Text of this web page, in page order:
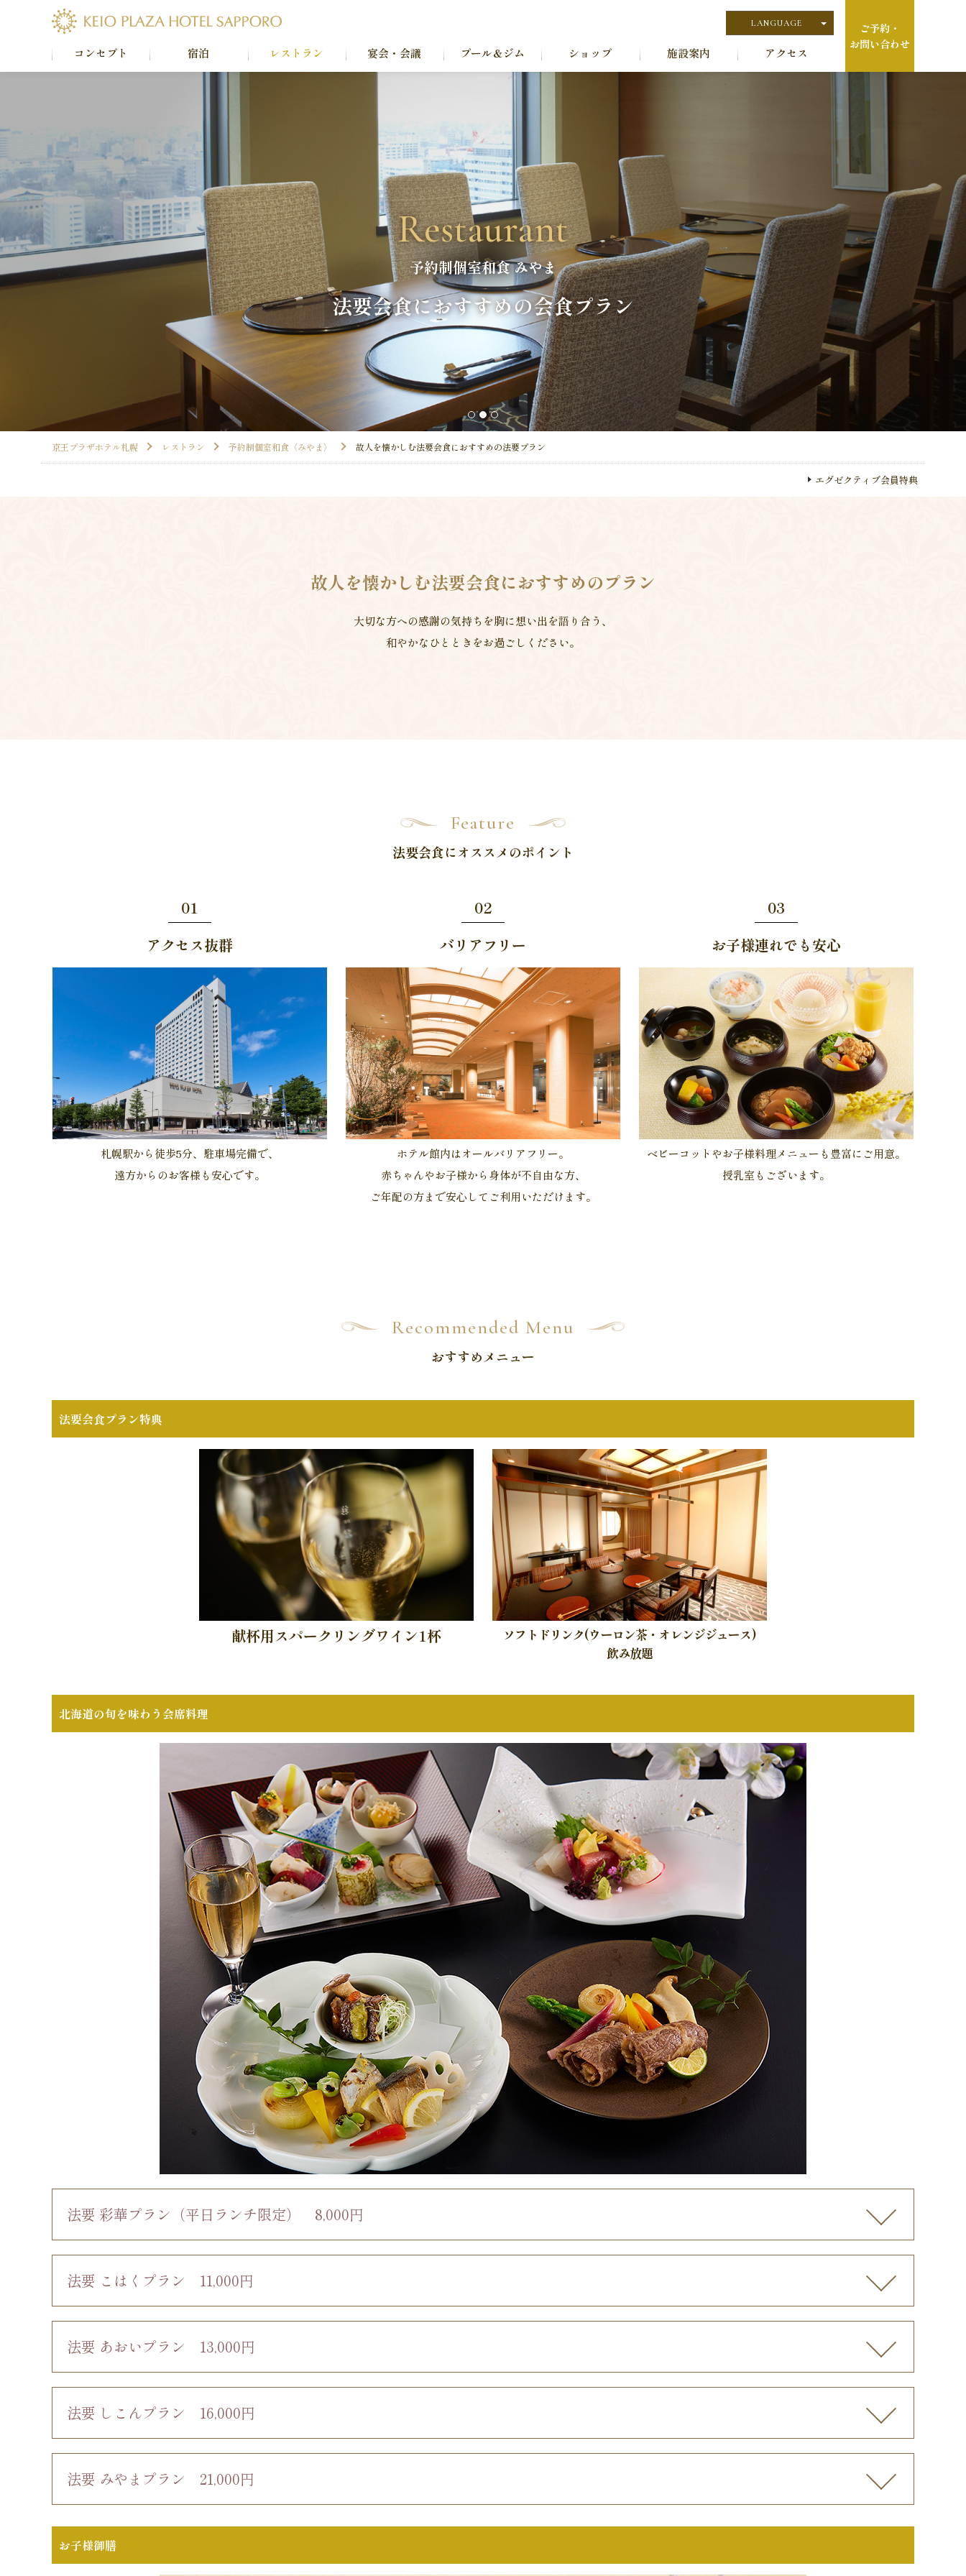
コンセプト 宿泊 レストラン 宴会・会議 プール＆ジム ショップ 施設案内 アクセス
LANGUAGE
English
ご予約・
お問い合わせ
Restaurant
予約制個室和食 みやま
法要会食におすすめの会食プラン
1 2 3
京王プラザホテル札幌 レストラン 予約制個室和食〈みやま〉 故人を懐かしむ法要会食におすすめの法要プラン
エグゼクティブ会員特典
故人を懐かしむ法要会食におすすめのプラン
大切な方への感謝の気持ちを胸に想い出を語り合う、
和やかなひとときをお過ごしください。
Feature
法要会食にオススメのポイント
01
アクセス抜群
札幌駅から徒歩5分、駐車場完備で、
遠方からのお客様も安心です。
02
バリアフリー
ホテル館内はオールバリアフリー。
赤ちゃんやお子様から身体が不自由な方、
ご年配の方まで安心してご利用いただけます。
03
お子様連れでも安心
ベビーコットやお子様料理メニューも豊富にご用意。
授乳室もございます。
Recommended Menu
おすすめメニュー
法要会食プラン特典
献杯用スパークリングワイン1杯
ソフトドリンク(ウーロン茶・オレンジジュース)
飲み放題
北海道の旬を味わう会席料理
法要 彩華プラン （平日ランチ限定） 8,000円
法要 こはくプラン 11,000円
法要 あおいプラン 13,000円
法要 しこんプラン 16,000円
法要 みやまプラン 21,000円
お子様御膳